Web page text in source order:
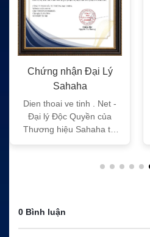
Chứng nhận Đại Lý
Sahaha
Dien thoai ve tinh . Net -
Đại lý Độc Quyền của
Thương hiệu Sahaha tại
0 Bình luận